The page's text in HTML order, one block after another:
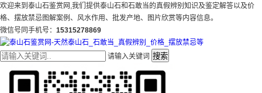
欢迎来到泰山石鉴赏网,我们提供泰山石和石敢当的真假辨别知识及鉴定解答以及价
格、摆放禁忌图解案例、风水作用、批发产地、图片欣赏等内容信息。
微信号同手机号： 15315278869
请输入关键词 搜索